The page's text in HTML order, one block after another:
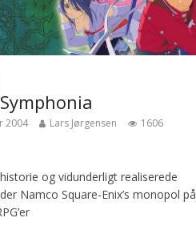
2004 Lars Jørgensen
1606
og vidunderligt realiserede
Namco Square-Enix’s monopol på